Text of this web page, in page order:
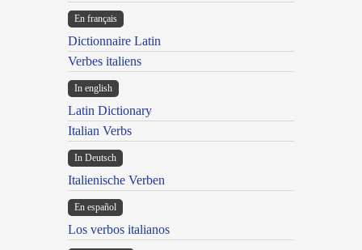
En français
Dictionnaire Latin
Verbes italiens
In english
Latin Dictionary
Italian Verbs
In Deutsch
Italienische Verben
En español
Los verbos italianos